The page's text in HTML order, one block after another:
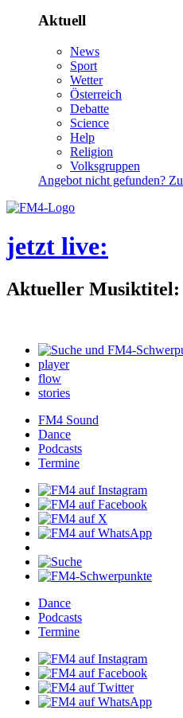
Aktuell
News
Sport
Wetter
Österreich
Debatte
Science
Help
Religion
Volksgruppen
jetztlive:
AktuellerMusiktitel:
player
flow
stories
FM4Sound
Dance
Podcasts
Termine
Dance
Podcasts
Termine